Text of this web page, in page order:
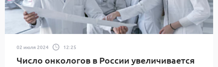
02 июля 2024 12:25
Число онкологов в России увеличивается